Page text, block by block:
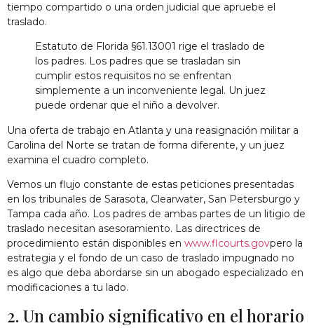
tiempo compartido o una orden judicial que apruebe el
traslado.
Estatuto de Florida §61.13001 rige el traslado de
los padres. Los padres que se trasladan sin
cumplir estos requisitos no se enfrentan
simplemente a un inconveniente legal. Un juez
puede ordenar que el niño a devolver.
Una oferta de trabajo en Atlanta y una reasignación militar a
Carolina del Norte se tratan de forma diferente, y un juez
examina el cuadro completo.
Vemos un flujo constante de estas peticiones presentadas
en los tribunales de Sarasota, Clearwater, San Petersburgo y
Tampa cada año. Los padres de ambas partes de un litigio de
traslado necesitan asesoramiento. Las directrices de
procedimiento están disponibles en www.flcourts.govpero la
estrategia y el fondo de un caso de traslado impugnado no
es algo que deba abordarse sin un abogado especializado en
modificaciones a tu lado.
2. Un cambio significativo en el horario